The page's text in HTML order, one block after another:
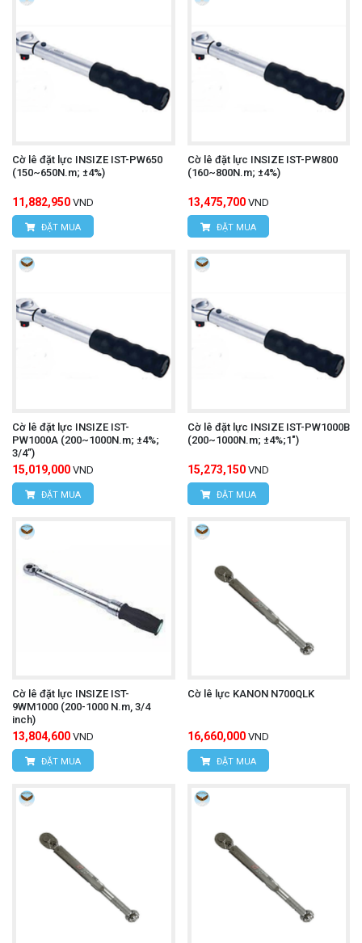
Cờ lê đặt lực INSIZE IST-PW650
(150~650N.m; ±4%)
11,882,950 VND
ĐẶT MUA
Cờ lê đặt lực INSIZE IST-PW800
(160~800N.m; ±4%)
13,475,700 VND
ĐẶT MUA
Cờ lê đặt lực INSIZE IST-
PW1000A (200~1000N.m; ±4%;
3/4”)
15,019,000 VND
ĐẶT MUA
Cờ lê đặt lực INSIZE IST-PW1000B
(200~1000N.m; ±4%;1")
15,273,150 VND
ĐẶT MUA
Cờ lê đặt lực INSIZE IST-
9WM1000 (200-1000 N.m, 3/4
inch)
13,804,600 VND
ĐẶT MUA
Cờ lê lực KANON N700QLK
16,660,000 VND
ĐẶT MUA